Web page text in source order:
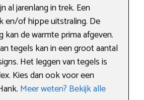
al jarenlang in trek. Een
en/of hippe uitstraling. De
kan de warmte prima afgeven.
tegels kan in een groot aantal
Het leggen van tegels is
Kies dan ook voor een
Meer weten? Bekijk alle